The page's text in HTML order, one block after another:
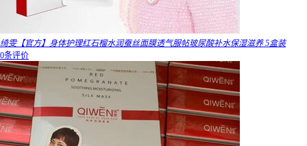
绮雯【官方】身体护理红石榴水润蚕丝面膜透气服帖玻尿酸补水保湿滋养 5盒装
0条评价